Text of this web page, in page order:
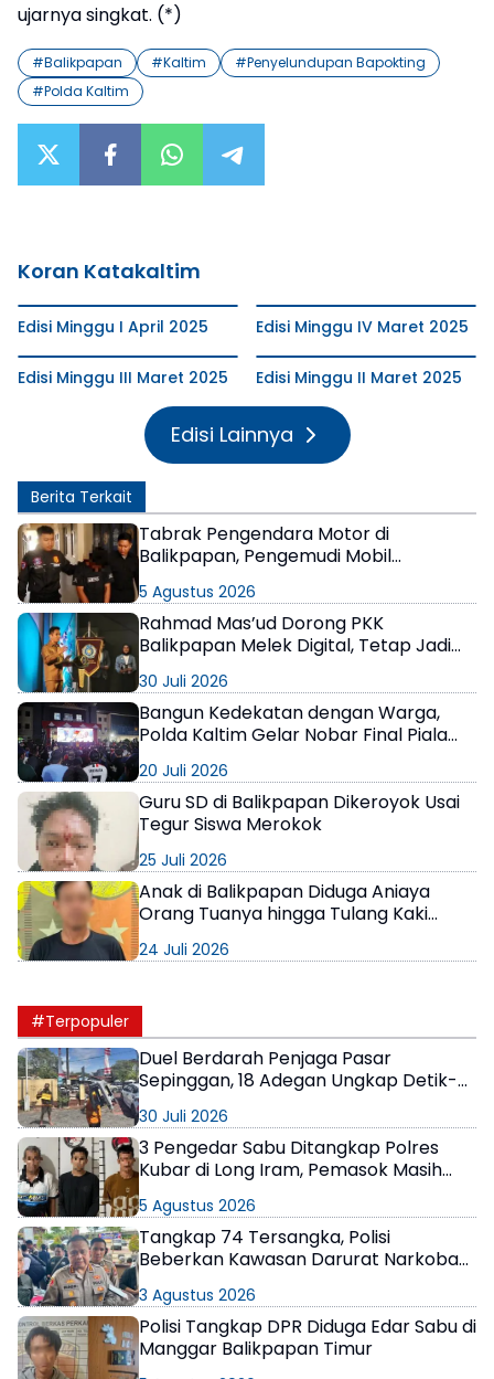
ujarnya singkat. (*)
#Balikpapan #Kaltim #Penyelundupan Bapokting
#Polda Kaltim
Koran Katakaltim
Edisi Minggu I April 2025 Edisi Minggu IV Maret 2025
Edisi Minggu III Maret 2025 Edisi Minggu II Maret 2025
Edisi Lainnya
Berita Terkait
Tabrak Pengendara Motor di
Balikpapan, Pengemudi Mobil
5 Agustus 2026
Rahmad Mas’ud Dorong PKK
Balikpapan Melek Digital, Tetap Jadi
30 Juli 2026
Bangun Kedekatan dengan Warga,
Polda Kaltim Gelar Nobar Final Piala
20 Juli 2026
Guru SD di Balikpapan Dikeroyok Usai
Tegur Siswa Merokok
25 Juli 2026
Anak di Balikpapan Diduga Aniaya
Orang Tuanya hingga Tulang Kaki
24 Juli 2026
#Terpopuler
Duel Berdarah Penjaga Pasar
Sepinggan, 18 Adegan Ungkap Detik-
30 Juli 2026
3 Pengedar Sabu Ditangkap Polres
Kubar di Long Iram, Pemasok Masih
5 Agustus 2026
Tangkap 74 Tersangka, Polisi
Beberkan Kawasan Darurat Narkoba
3 Agustus 2026
Polisi Tangkap DPR Diduga Edar Sabu di
Manggar Balikpapan Timur